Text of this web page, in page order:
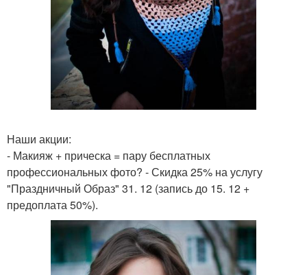
Наши акции:
- Макияж + прическа = пару бесплатных
профессиональных фото? - Скидка 25% на услугу
"Праздничный Образ" 31. 12 (запись до 15. 12 +
предоплата 50%).